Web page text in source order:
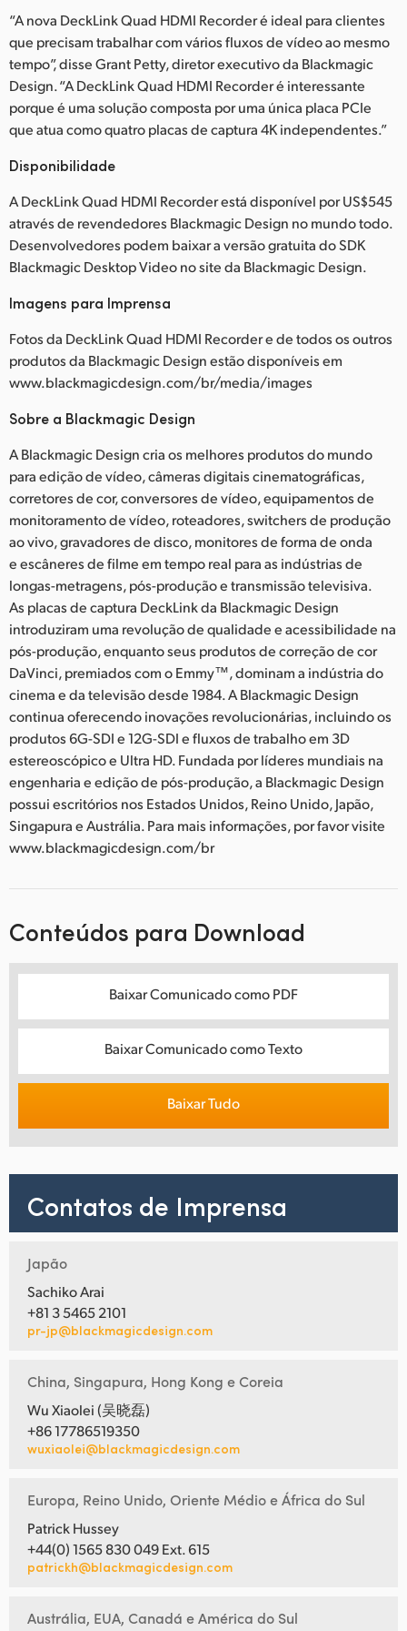
“A nova DeckLink Quad HDMI Recorder é ideal para clientes
que precisam trabalhar com vários fluxos de vídeo ao mesmo
tempo”, disse Grant Petty, diretor executivo da Blackmagic
Design. “A DeckLink Quad HDMI Recorder é interessante
porque é uma solução composta por uma única placa PCIe
que atua como quatro placas de captura 4K independentes.”
Disponibilidade
A DeckLink Quad HDMI Recorder está disponível por US$545
através de revendedores Blackmagic Design no mundo todo.
Desenvolvedores podem baixar a versão gratuita do SDK
Blackmagic Desktop Video no site da Blackmagic Design.
Imagens para Imprensa
Fotos da DeckLink Quad HDMI Recorder e de todos os outros
produtos da Blackmagic Design estão disponíveis em
www.blackmagicdesign.com/br/media/images
Sobre a Blackmagic Design
A Blackmagic Design cria os melhores produtos do mundo
para edição de vídeo, câmeras digitais cinematográficas,
corretores de cor, conversores de vídeo, equipamentos de
monitoramento de vídeo, roteadores, switchers de produção
ao vivo, gravadores de disco, monitores de forma de onda
e escâneres de filme em tempo real para as indústrias de
longas-metragens, pós-produção e transmissão televisiva.
As placas de captura DeckLink da Blackmagic Design
introduziram uma revolução de qualidade e acessibilidade na
pós-produção, enquanto seus produtos de correção de cor
DaVinci, premiados com o Emmy™, dominam a indústria do
cinema e da televisão desde 1984. A Blackmagic Design
continua oferecendo inovações revolucionárias, incluindo os
produtos 6G-SDI e 12G-SDI e fluxos de trabalho em 3D
estereoscópico e Ultra HD. Fundada por líderes mundiais na
engenharia e edição de pós-produção, a Blackmagic Design
possui escritórios nos Estados Unidos, Reino Unido, Japão,
Singapura e Austrália. Para mais informações, por favor visite
www.blackmagicdesign.com/br
Conteúdos para Download
Baixar Comunicado como PDF
Baixar Comunicado como Texto
Baixar Tudo
Contatos de Imprensa
Japão
Sachiko Arai
+81 3 5465 2101
pr-jp@blackmagicdesign.com
China, Singapura, Hong Kong e Coreia
Wu Xiaolei (吴晓磊)
+86 17786519350
wuxiaolei@blackmagicdesign.com
Europa, Reino Unido, Oriente Médio e África do Sul
Patrick Hussey
+44(0) 1565 830 049 Ext. 615
patrickh@blackmagicdesign.com
Austrália, EUA, Canadá e América do Sul